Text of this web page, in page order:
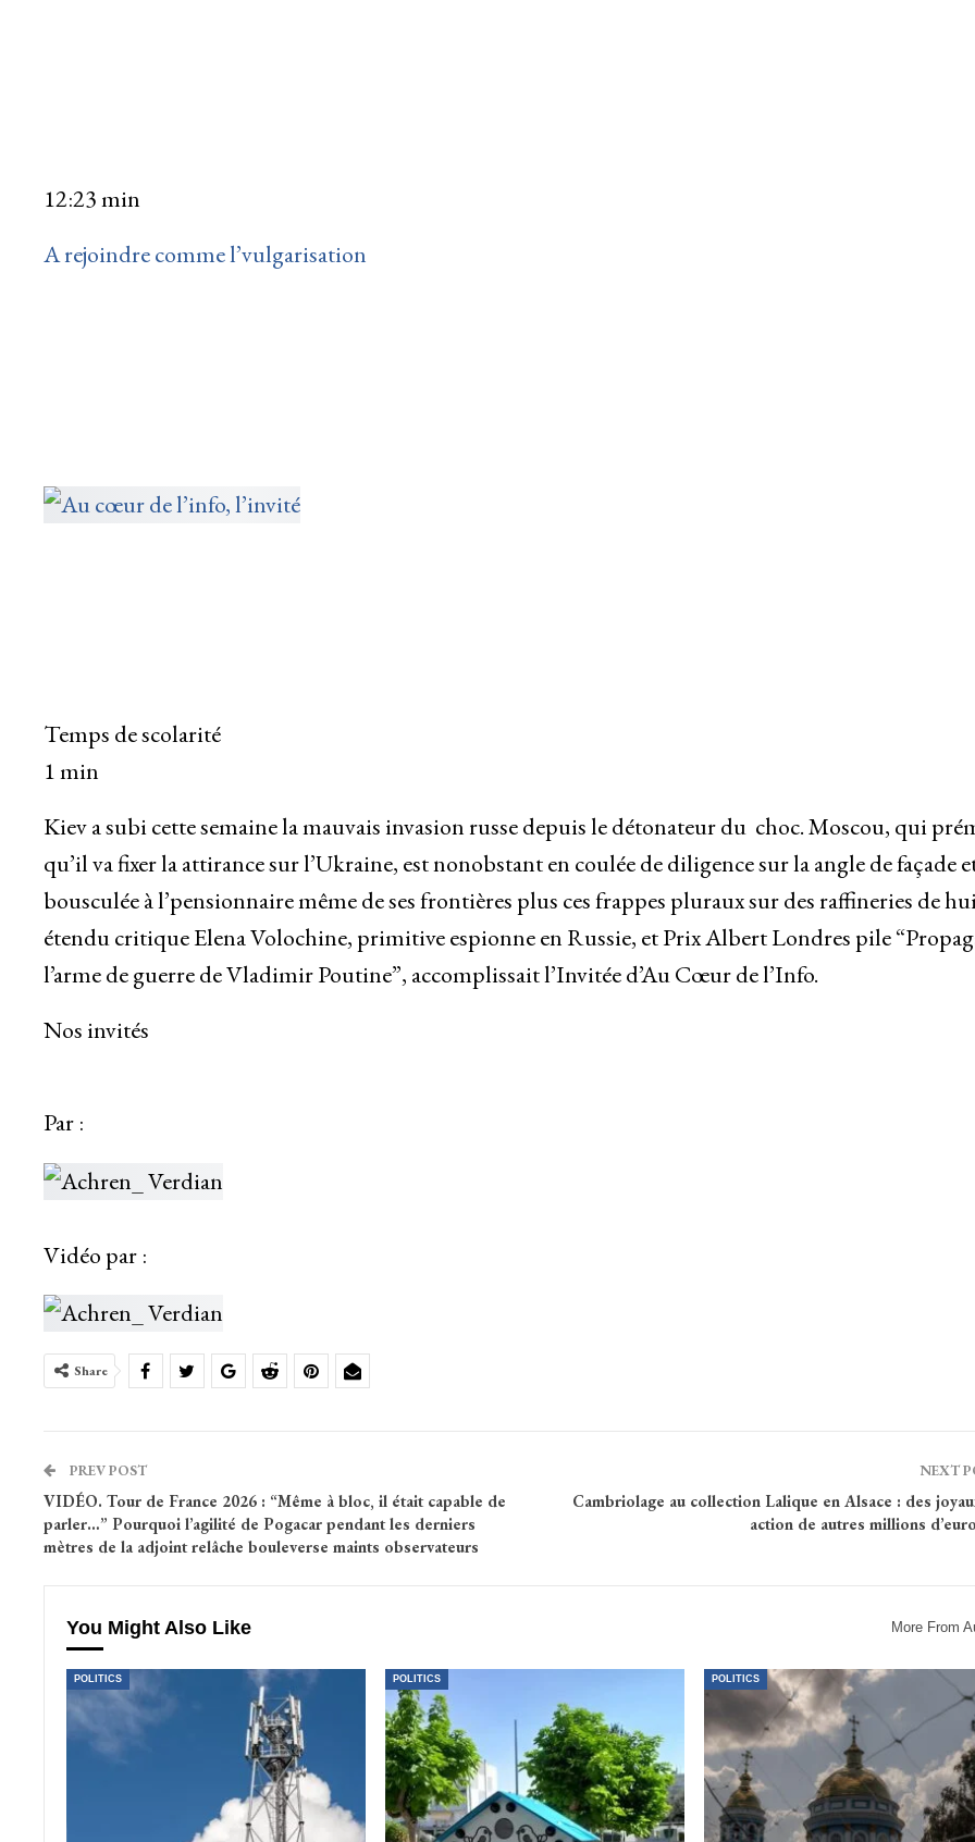
12:23 min
A rejoindre comme l’vulgarisation
Temps de scolarité
1 min
Kiev a subi cette semaine la mauvais invasion russe depuis le détonateur du choc. Moscou, qui
qu’il va fixer la attirance sur l’Ukraine, est nonobstant en coulée de diligence sur la angle de façade
bousculée à l’pensionnaire même de ses frontières plus ces frappes pluraux sur des raffineries de
étendu critique Elena Volochine, primitive espionne en Russie, et Prix Albert Londres pile
l’arme de guerre de Vladimir Poutine”, accomplissait l’Invitée d’Au Cœur de l’Info.
Nos invités
Par :
Vidéo par :
Share
PREV POST
VIDÉO. Tour de France 2026 : “Même à bloc, il était capable de
parler…” Pourquoi l’agilité de Pogacar pendant les derniers
mètres de la adjoint relâche bouleverse maints observateurs
NEXT
Cambriolage au collection Lalique en Alsace : des
action de autres millions
You Might Also Like More From
POLITICS POLITICS POLITICS